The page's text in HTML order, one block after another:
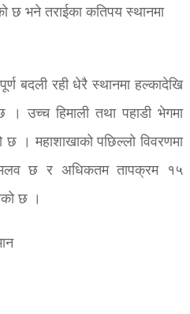
छ भने तराईका कतिपय स्थानमा
बदली रही धेरै स्थानमा हल्कादेखि
। उच्च हिमाली तथा पहाडी भेगमा
छ । महाशाखाको पछिल्लो विवरणमा
छ र अधिकतम तापक्रम १५
छ ।